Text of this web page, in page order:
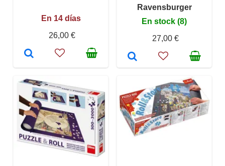
En 14 días
26,00 €
Ravensburger
En stock (8)
27,00 €